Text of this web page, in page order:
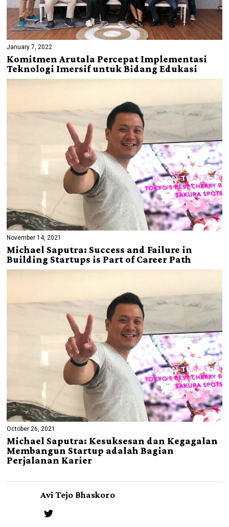
January 7, 2022
Komitmen Arutala Percepat Implementasi
Teknologi Imersif untuk Bidang Edukasi
November 14, 2021
Michael Saputra: Success and Failure in
Building Startups is Part of Career Path
October 26, 2021
Michael Saputra: Kesuksesan dan Kegagalan
Membangun Startup adalah Bagian
Perjalanan Karier
Avi Tejo Bhaskoro